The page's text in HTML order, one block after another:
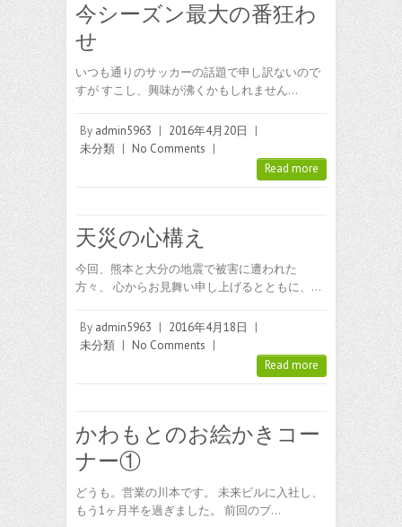
今シーズン最大の番狂わ
せ
いつも通りのサッカーの話題で申し訳ないので
すが すこし、興味が沸くかもしれません…
By admin5963 | 2016年4月20日
|
未分類 | No Comments |
Read more
天災の心構え
今回、熊本と大分の地震で被害に遭われた
方々、 心からお見舞い申し上げるとともに、…
By admin5963 | 2016年4月18日
|
未分類 | No Comments |
Read more
かわもとのお絵かきコー
ナー①
どうも。営業の川本です。 未来ビルに入社し、
もう1ヶ月半を過ぎました。 前回のブ…